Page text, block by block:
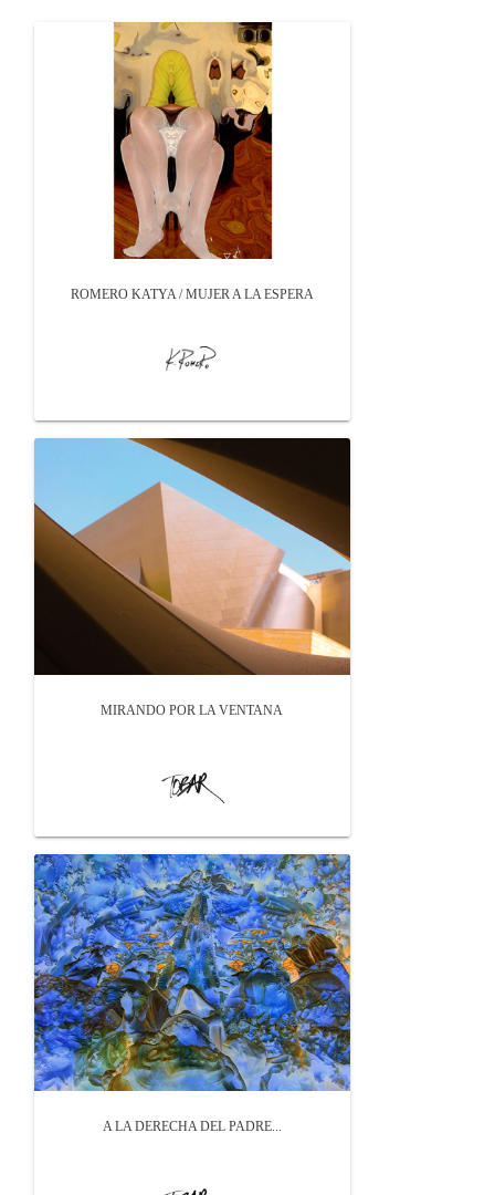
ROMERO KATYA / MUJER A LA ESPERA
MIRANDO POR LA VENTANA
A LA DERECHA DEL PADRE...